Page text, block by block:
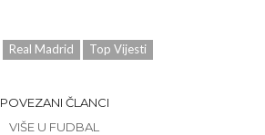
Real Madrid Top Vijesti
POVEZANI ČLANCI
VIŠE U FUDBAL